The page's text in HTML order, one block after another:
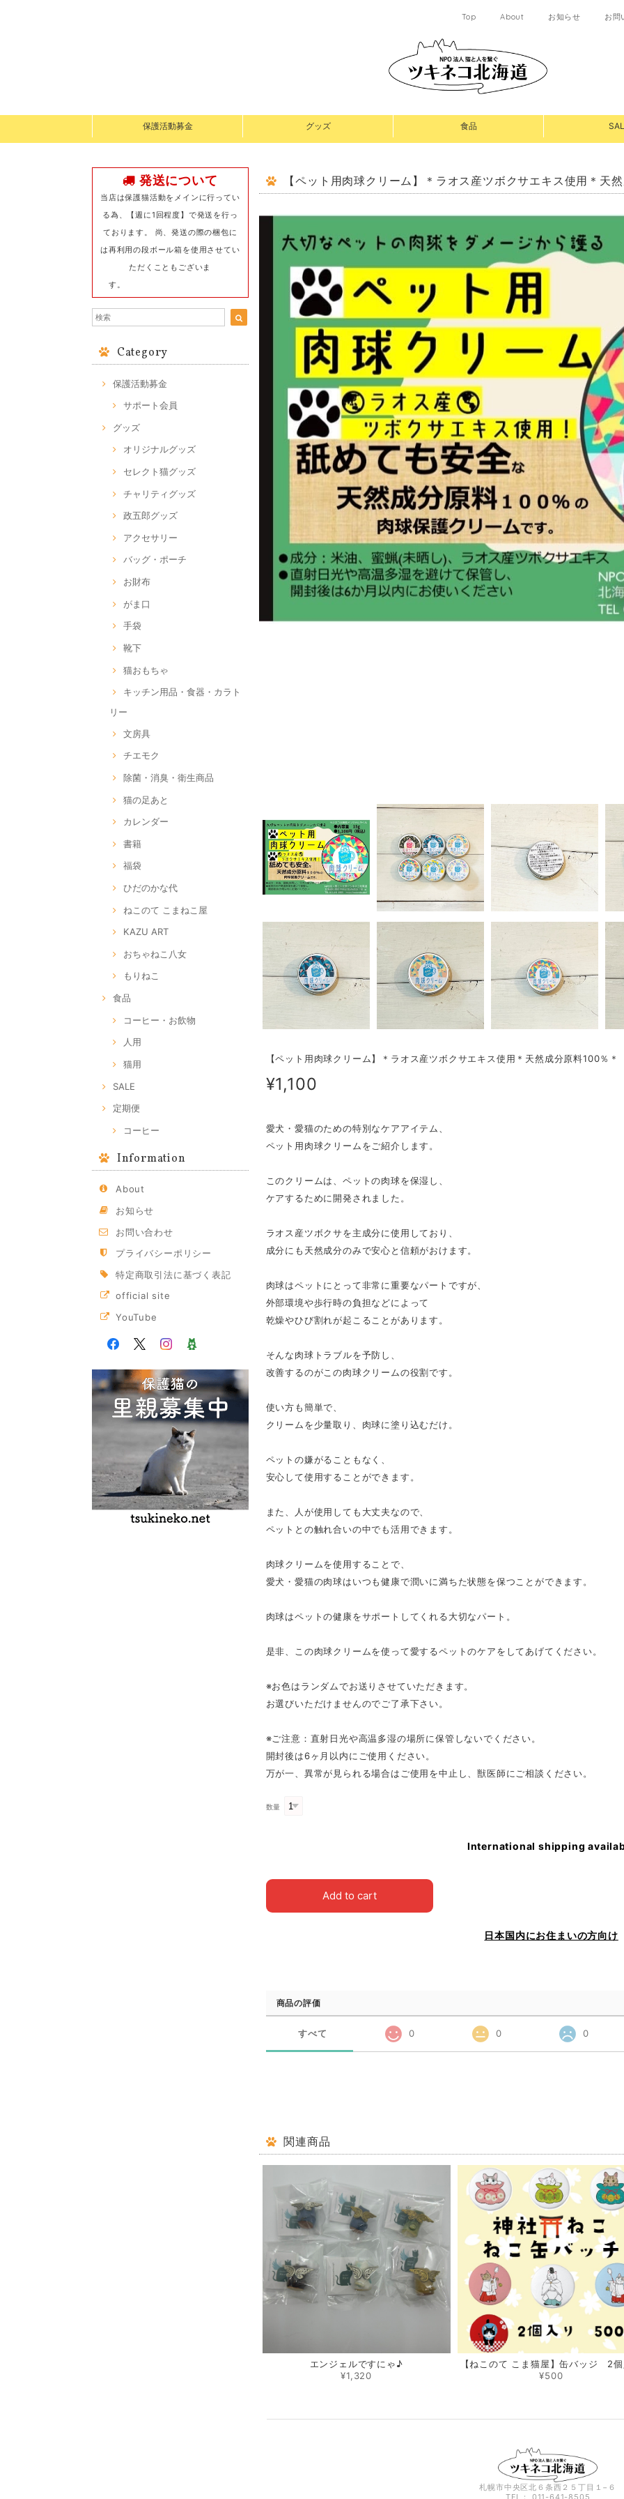
Top About お知らせ お問
保護活動募金 グッズ 食品
発送について
当店は保護猫活動をメインに行ってい
る為、【週に1回程度】で発送を行っ
ております。 尚、発送の際の梱包に
は再利用の段ボール箱を使用させてい
ただくこともございま
す。
Category
保護活動募金
サポート会員
グッズ
オリジナルグッズ
セレクト猫グッズ
チャリティグッズ
政五郎グッズ
アクセサリー
バッグ・ポーチ
お財布
がま口
手袋
靴下
猫おもちゃ
キッチン用品・食器・カラト
リー
文房具
チエモク
除菌・消臭・衛生商品
猫の足あと
カレンダー
書籍
福袋
ひだのかな代
ねこのて こまねこ屋
KAZU ART
おちゃねこ八女
もりねこ
食品
コーヒー・お飲物
人用
猫用
SALE
定期便
コーヒー
Information
About
お知らせ
お問い合わせ
プライバシーポリシー
特定商取引法に基づく表記
official site
YouTube
【ペット用肉球クリーム】＊ラオス産ツボクサエキス使用＊天
【ペット用肉球クリーム】＊ラオス産ツボクサエキス使用＊天然成分原料100％＊
¥1,100
愛犬・愛猫のための特別なケアアイテム、
ペット用肉球クリームをご紹介します。
このクリームは、ペットの肉球を保湿し、
ケアするために開発されました。
ラオス産ツボクサを主成分に使用しており、
成分にも天然成分のみで安心と信頼がおけます。
肉球はペットにとって非常に重要なパートですが、
外部環境や歩行時の負担などによって
乾燥やひび割れが起こることがあります。
そんな肉球トラブルを予防し、
改善するのがこの肉球クリームの役割です。
使い方も簡単で、
クリームを少量取り、肉球に塗り込むだけ。
ペットの嫌がることもなく、
安心して使用することができます。
また、人が使用しても大丈夫なので、
ペットとの触れ合いの中でも活用できます。
肉球クリームを使用することで、
愛犬・愛猫の肉球はいつも健康で潤いに満ちた状態を保つことができます。
肉球はペットの健康をサポートしてくれる大切なパート。
是非、この肉球クリームを使って愛するペットのケアをしてあげてください。
※お色はランダムでお送りさせていただきます。
お選びいただけませんのでご了承下さい。
※ご注意：直射日光や高温多湿の場所に保管しないでください。
開封後は6ヶ月以内にご使用ください。
万が一、異常が見られる場合はご使用を中止し、獣医師にご相談ください。
数量
International shipping
Add to cart
日本国内にお住まいの方向け
商品の評価
すべて 0 0 0
関連商品
エンジェルですにゃ♪
¥1,320
【ねこのて こま猫屋】缶バッジ 2
¥500
札幌市中央区北６条西２５丁目１−６
TEL： 011-641-8505